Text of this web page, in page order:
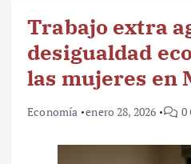
Trabajo extra
desigualdad
las mujeres en
Economía enero 28, 2026 0